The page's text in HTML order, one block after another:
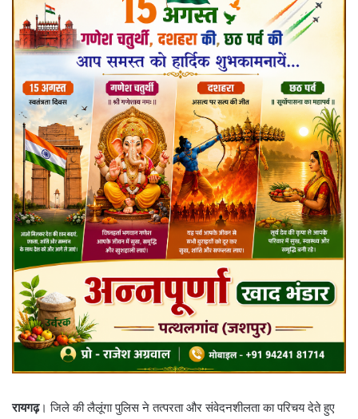
रायगढ़। जिले की लैलूंगा पुलिस ने तत्परता और संवेदनशीलता का परिचय देते हुए